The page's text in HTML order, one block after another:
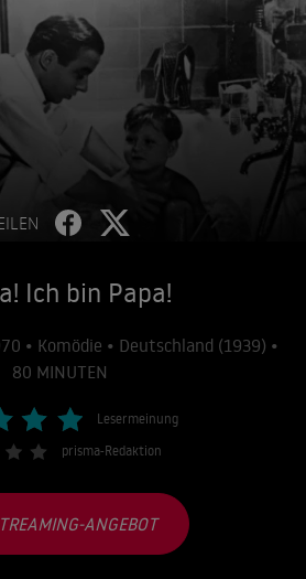
Ich bin Papa!
• Komödie • Deutschland (1939) •
80 MINUTEN
Lesermeinung
prisma-Redaktion
ANGEBOT